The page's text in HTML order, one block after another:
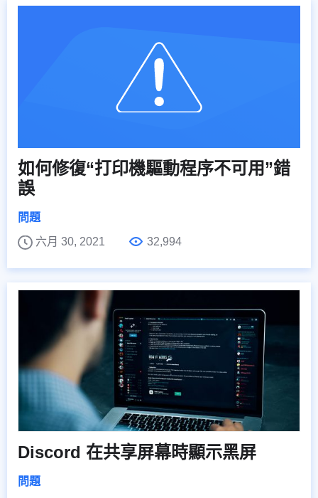
如何修復“打印機驅動程序不可用”錯
誤
問題
六月 30, 2021
32,994
Discord 在共享屏幕時顯示黑屏
問題